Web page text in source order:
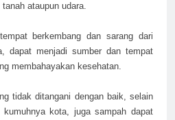
ataupun udara.
berkembang dan sarang dari
dapat menjadi sumber dan tempat
membahayakan kesehatan.
tidak ditangani dengan baik, selain
kumuhnya kota, juga sampah dapat